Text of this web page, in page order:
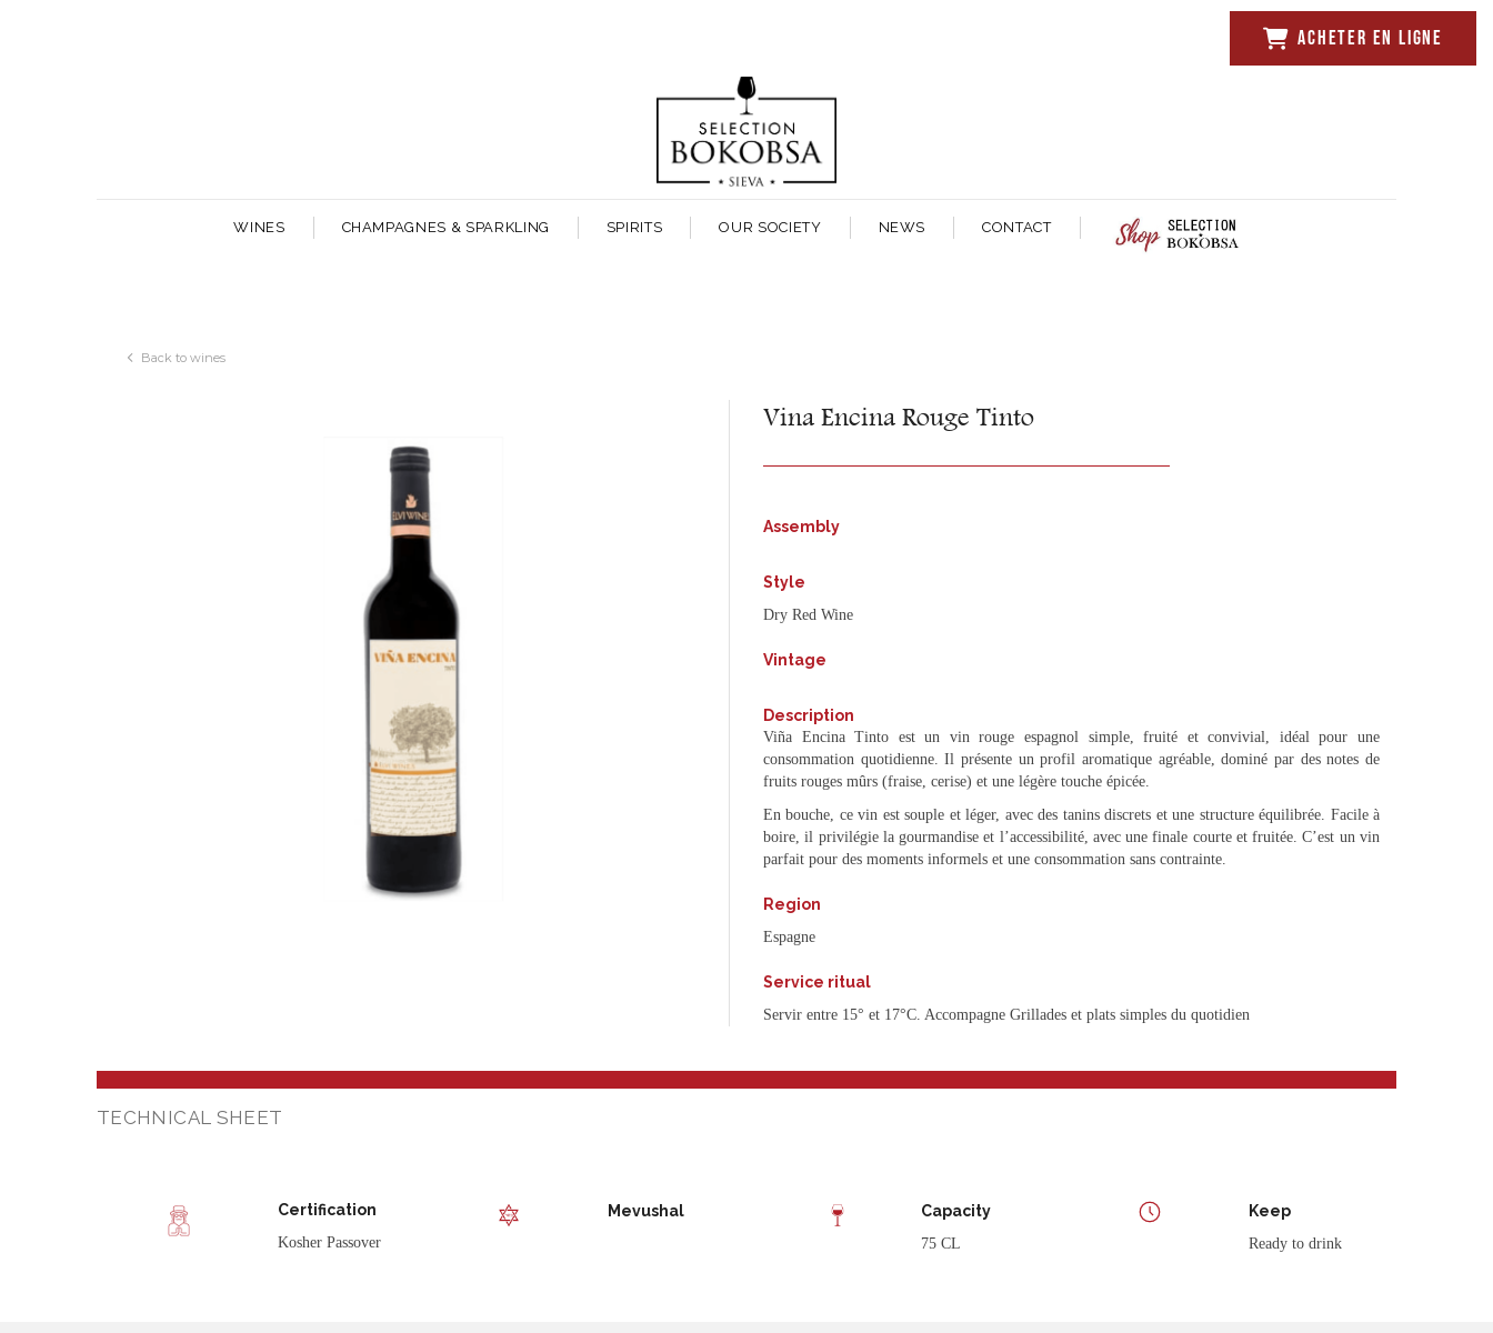
ACHETER EN LIGNE
WINES CHAMPAGNES & SPARKLING SPIRITS OUR SOCIETY NEWS CONTACT
Back to wines
Vina Encina Rouge Tinto
Assembly
Style
Dry Red Wine
Vintage
Description
Viña Encina Tinto est un vin rouge espagnol simple, fruité et convivial, idéal pour une
consommation quotidienne. Il présente un profil aromatique agréable, dominé par des notes de
fruits rouges mûrs (fraise, cerise) et une légère touche épicée.
En bouche, ce vin est souple et léger, avec des tanins discrets et une structure équilibrée. Facile à
boire, il privilégie la gourmandise et l’accessibilité, avec une finale courte et fruitée. C’est un vin
parfait pour des moments informels et une consommation sans contrainte.
Region
Espagne
Service ritual
Servir entre 15° et 17°C. Accompagne Grillades et plats simples du quotidien
TECHNICAL SHEET
Certification
Kosher Passover
Mevushal Capacity
75 CL
Keep
Ready to drink